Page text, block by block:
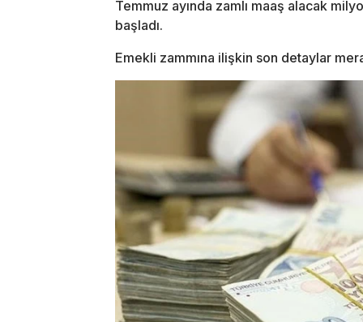
Temmuz ayında zamlı maaş alacak
başladı.
Emekli zammına ilişkin son detaylar